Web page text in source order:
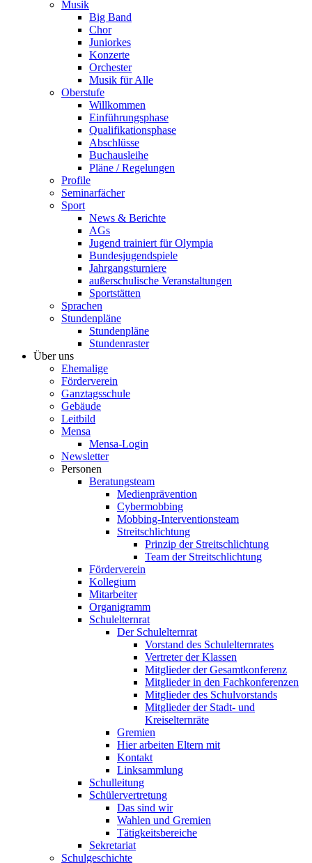
Musik
Big Band
Chor
Juniorkes
Konzerte
Orchester
Musik für Alle
Oberstufe
Willkommen
Einführungsphase
Qualifikationsphase
Abschlüsse
Buchausleihe
Pläne / Regelungen
Profile
Seminarfächer
Sport
News & Berichte
AGs
Jugend trainiert für Olympia
Bundesjugendspiele
Jahrgangsturniere
außerschulische Veranstaltungen
Sportstätten
Sprachen
Stundenpläne
Stundenpläne
Stundenraster
Über uns
Ehemalige
Förderverein
Ganztagsschule
Gebäude
Leitbild
Mensa
Mensa-Login
Newsletter
Personen
Beratungsteam
Medienprävention
Cybermobbing
Mobbing-Interventionsteam
Streitschlichtung
Prinzip der Streitschlichtung
Team der Streitschlichtung
Förderverein
Kollegium
Mitarbeiter
Organigramm
Schulelternrat
Der Schulelternrat
Vorstand des Schulelternrates
Vertreter der Klassen
Mitglieder der Gesamtkonferenz
Mitglieder in den Fachkonferenzen
Mitglieder des Schulvorstands
Mitglieder der Stadt- und
Kreiselternräte
Gremien
Hier arbeiten Eltern mit
Kontakt
Linksammlung
Schulleitung
Schülervertretung
Das sind wir
Wahlen und Gremien
Tätigkeitsbereiche
Sekretariat
Schulgeschichte